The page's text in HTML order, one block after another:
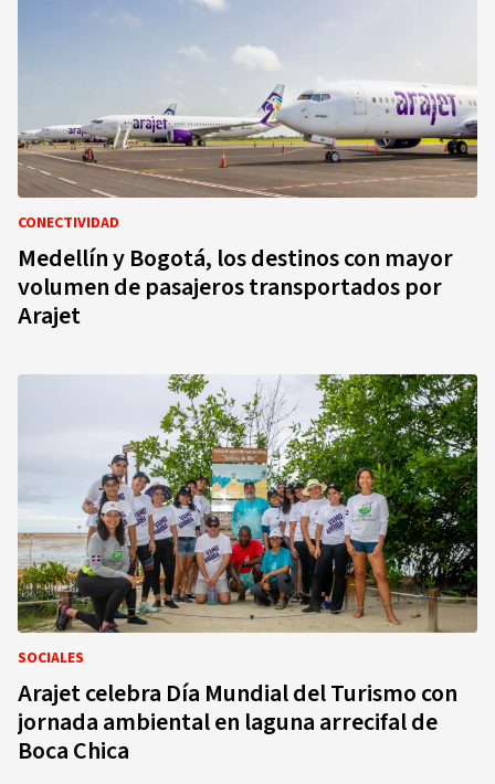
CONECTIVIDAD
Medellín y Bogotá, los destinos con mayor
volumen de pasajeros transportados por
Arajet
SOCIALES
Arajet celebra Día Mundial del Turismo con
jornada ambiental en laguna arrecifal de
Boca Chica